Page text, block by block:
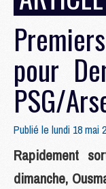
pour
PSG/
Publié le lundi 18 mai
Rapidement
dimanche,